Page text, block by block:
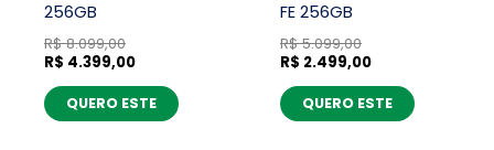
256GB
R$8.099,00
R$ 4.399,00
QUERO ESTE
FE 256GB
R$5.099,00
R$ 2.499,00
QUERO ESTE